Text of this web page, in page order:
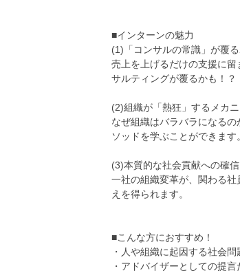
■インターンの魅力
(1)「コンサルの常識」が覆
売上を上げるだけの支援に
サルティングが覆るかも！？
(2)組織が「熱狂」するメカ
なぜ組織はバラバラになる
ソッドを学ぶことができます。
(3)本質的な社会貢献への確信
一社の組織変革が、関わる
えを得られます。
■こんな方におすすめ！
・人や組織に起因する社会
・アドバイザーとしての提